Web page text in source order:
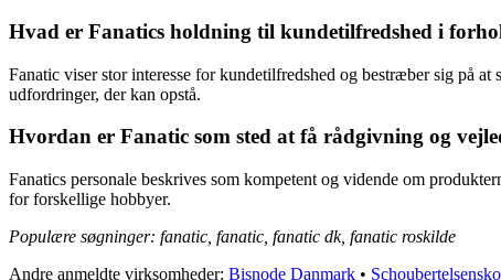
Hvad er Fanatics holdning til kundetilfredshed i
Fanatic viser stor interesse for kundetilfredshed og bestræber sig på
udfordringer, der kan opstå.
Hvordan er Fanatic som sted at få rådgivning og
Fanatics personale beskrives som kompetent og vidende om
for forskellige hobbyer.
Populære søgninger: fanatic, fanatic, fanatic dk, fanatic roskilde
Andre anmeldte virksomheder: Bisnode Danmark • Schoubertelsensko